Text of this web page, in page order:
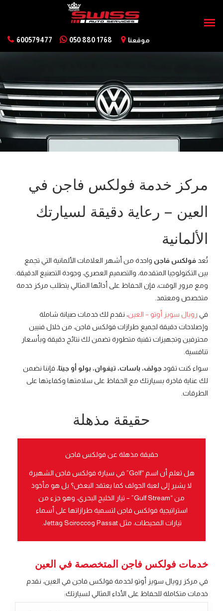
600579477 050 880 1768 موقعنا
مركز خدمة فولكس فاجن في
العين – رعاية دقيقة لسيارتك
الألمانية
تُعد فولكس فاجن واحدة من أشهر العلامات الألمانية التي تجمع
بين التكنولوجيا المتقدمة، والتصميم العصري، وجودة التصنيع الدقيقة.
ومع مرور الوقت، فإن الحفاظ على أدائها المثالي يتطلب مركز خدمة
متخصص ومعتمد.
في رويال سويز أوتو – العين، نقدم لك خدمات صيانة شاملة
وإصلاحات دقيقة لجميع طرازات فولكس فاجن، من خلال فنيين
محترفين وتجهيزات تقنية متطورة تضمن لك نتائج دقيقة وبأسعار
تنافسية.
سواء كنت تقود جولف، باسات، تيغوان، بولو أو جيتا، فإننا نضمن
لك عناية فاخرة بسيارتك مع الحفاظ على سلامتها وكفاءتها على
الطرقات.
حقيقة مذهلة
حقيقة مذهلة عن فولكس فاجن
هل تعلم أن اسم “Golf” في سيارة فولكس فاجن الشهيرة
لا يشير إلى لعبة الجولف كما يعتقد البعض؟ بل هو مأخوذ
من “Gulf Stream” – تيار الخليج البحري، وهو جزء من
استراتيجية فولكس فاجن لتسمية طرازاتها على أسماء
تيارات المحيطات، مثل Passat وScirocco وJetta.
خدمات فولكس فاجن المتخصصة في العين
في مركز رويال سويز أوتو لخدمة فولكس فاجن في العين، نقدم
خدمات متكاملة للحفاظ على الأداء المثالي لسيارتك: